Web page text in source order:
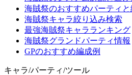
海賊祭のおすすめパーティ
海賊祭キャラ絞り込み検索
最強海賊祭キャラランキング
海賊祭グランドパーティ情報
GPのおすすめ編成例
キャラ/パーティ/ツール